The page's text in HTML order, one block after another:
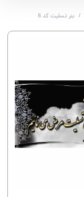
بنر تسلیت کد 6